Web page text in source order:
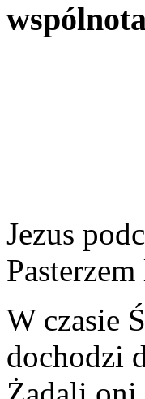
Jezus
W czasie
dochodzi